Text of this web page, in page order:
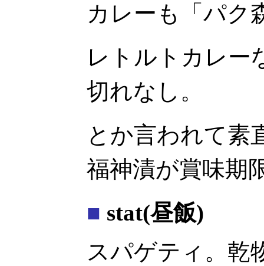
カレーも「パク
レトルトカレー
切れなし。
とか言われて素
福神漬が賞味期
■ stat(昼飯)
スパゲティ。乾